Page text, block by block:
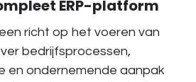
ERP-platform
richt op het voeren van
bedrijfsprocessen,
en ondernemende aanpak